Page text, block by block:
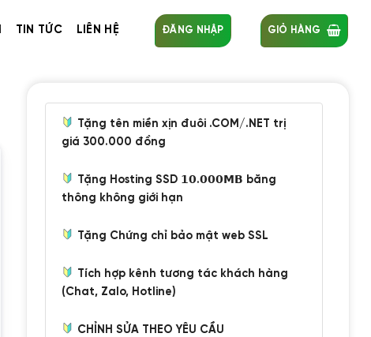
TIN TỨC LIÊN HỆ ĐĂNG NHẬP GIỎ HÀNG
Tặng tên miền xịn đuôi .COM/.NET trị
giá 300.000 đồng
Tặng Hosting SSD 𝟭𝟬.𝟬𝟬𝟬𝗠𝗕 băng
thông không giới hạn
Tặng Chứng chỉ bảo mật web SSL
Tích hợp kênh tương tác khách hàng
(Chat, Zalo, Hotline)
CHỈNH SỬA THEO YÊU CẦU